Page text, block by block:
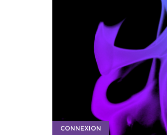
CONNEXION